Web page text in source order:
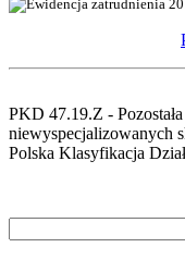
PKD 47.19.Z -
niewyspecjalizowanych
Polska Klasyfikacja